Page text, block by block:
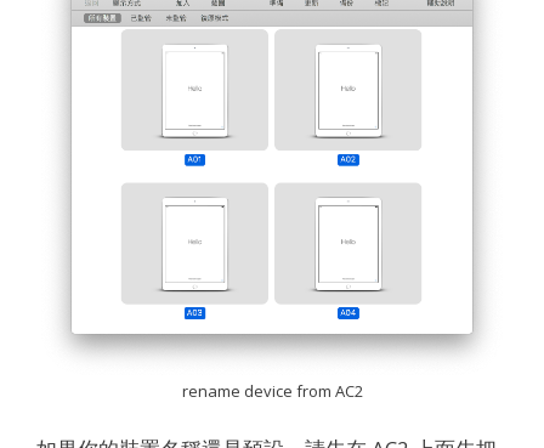
rename device from AC2